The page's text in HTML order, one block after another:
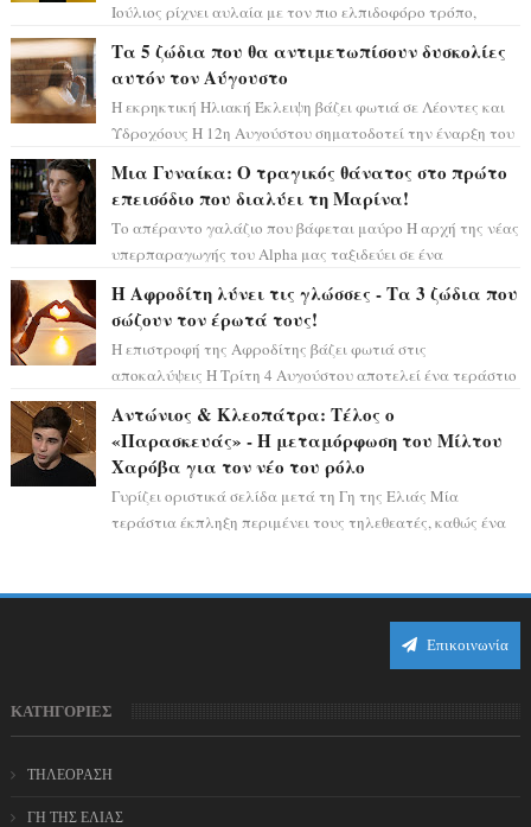
Ιούλιος ρίχνει αυλαία με τον πιο ελπιδοφόρο τρόπο,
Τα 5 ζώδια που θα αντιμετωπίσουν δυσκολίες
αυτόν τον Αύγουστο
Η εκρηκτική Ηλιακή Έκλειψη βάζει φωτιά σε Λέοντες και
Υδροχόους Η 12η Αυγούστου σηματοδοτεί την έναρξη του
Μια Γυναίκα: Ο τραγικός θάνατος στο πρώτο
επεισόδιο που διαλύει τη Μαρίνα!
Το απέραντο γαλάζιο που βάφεται μαύρο Η αρχή της νέας
υπερπαραγωγής του Alpha μας ταξιδεύει σε ένα
Η Αφροδίτη λύνει τις γλώσσες - Τα 3 ζώδια που
σώζουν τον έρωτά τους!
Η επιστροφή της Αφροδίτης βάζει φωτιά στις
αποκαλύψεις Η Τρίτη 4 Αυγούστου αποτελεί ένα τεράστιο
Αντώνιος & Κλεοπάτρα: Τέλος ο
«Παρασκευάς» - Η μεταμόρφωση του Μίλτου
Χαρόβα για τον νέο του ρόλο
Γυρίζει οριστικά σελίδα μετά τη Γη της Ελιάς Μία
τεράστια έκπληξη περιμένει τους τηλεθεατές, καθώς ένα
Επικοινωνία
ΚΑΤΗΓΟΡΙΕΣ
ΤΗΛΕΟΡΑΣΗ
ΓΗ ΤΗΣ ΕΛΙΑΣ